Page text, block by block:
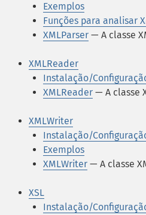
Exemplos
Funções para analisar
XMLParser — A classe
XMLReader
Instalação/
XMLReader — A classe
XMLWriter
Instalação/
Exemplos
XMLWriter — A classe
XSL
Instalação/